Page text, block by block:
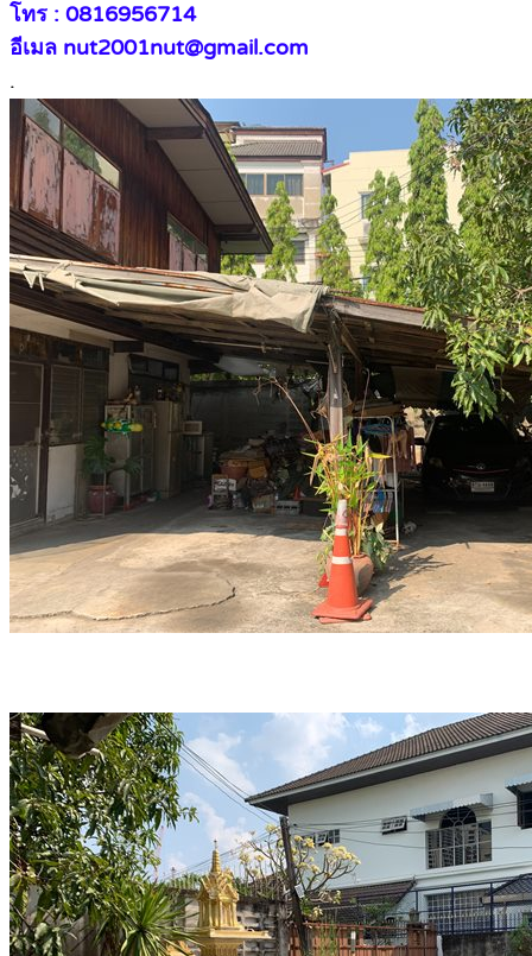
โทร : 0816956714
อีเมล nut2001nut@gmail.com
.